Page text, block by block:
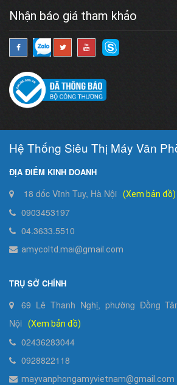
Nhận báo giá tham khảo
Hệ Thống Siêu Thị Máy Văn
ĐỊA ĐIỂM KINH DOANH
18 dốc Vĩnh Tuy, Hà Nội (Xem bản đồ)
0903453197
04.3633.5510
amycoltd.mai@gmail.com
TRỤ SỞ CHÍNH
69 Lê Thanh Nghị, phường Đồng
Nội
(Xem bản đồ)
02436283044
0928822118
mayvanphongamyvietnam@gmail.com